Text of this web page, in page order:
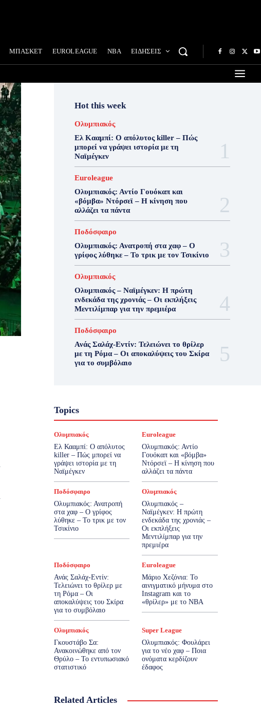
ΜΠΑΣΚΕΤ EUROLEAGUE NBA ΕΙΔΗΣΕΙΣ
Hot this week
Ολυμπιακός
Ελ Κααμπί: Ο απόλυτος killer – Πώς
μπορεί να γράψει ιστορία με τη
Ναϊμέγκεν
Euroleague
Ολυμπιακός: Αντίο Γουόκαπ και
«βόμβα» Ντόρσεϊ – Η κίνηση που
αλλάζει τα πάντα
Ποδόσφαιρο
Ολυμπιακός: Ανατροπή στα χαφ – Ο
γρίφος λύθηκε – Το τρικ με τον Τσικίνιο
Ολυμπιακός
Ολυμπιακός – Ναϊμέγκεν: Η πρώτη
ενδεκάδα της χρονιάς – Οι εκπλήξεις
Μεντιλίμπαρ για την πρεμιέρα
Ποδόσφαιρο
Ανάς Σαλάχ-Εντίν: Τελειώνει το θρίλερ
με τη Ρόμα – Οι αποκαλύψεις του Σκίρα
για το συμβόλαιο
Topics
Ολυμπιακός
Ελ Κααμπί: Ο απόλυτος
killer – Πώς μπορεί να
γράψει ιστορία με τη
Ναϊμέγκεν
Euroleague
Ολυμπιακός: Αντίο
Γουόκαπ και «βόμβα»
Ντόρσεϊ – Η κίνηση που
αλλάζει τα πάντα
Ποδόσφαιρο
Ολυμπιακός: Ανατροπή
στα χαφ – Ο γρίφος
λύθηκε – Το τρικ με τον
Τσικίνιο
Ολυμπιακός
Ολυμπιακός –
Ναϊμέγκεν: Η πρώτη
ενδεκάδα της χρονιάς –
Οι εκπλήξεις
Μεντιλίμπαρ για την
πρεμιέρα
Ποδόσφαιρο
Ανάς Σαλάχ-Εντίν:
Τελειώνει το θρίλερ με
τη Ρόμα – Οι
αποκαλύψεις του Σκίρα
για το συμβόλαιο
Euroleague
Μάριο Χεζόνια: Το
αινιγματικό μήνυμα στο
Instagram και το
«θρίλερ» με το NBA
Ολυμπιακός
Γκουστάβο Σα:
Ανακοινώθηκε από τον
Θρύλο – Το εντυπωσιακό
στατιστικό
Super League
Ολυμπιακός: Φουλάρει
για το νέο χαφ – Ποια
ονόματα κερδίζουν
έδαφος
Related Articles